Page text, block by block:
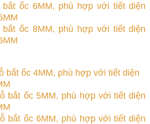
bắt ốc 6MM, phù hợp với tiết diện
bắt ốc 8MM, phù hợp với tiết diện
bắt ốc 4MM, phù hợp với tiết diện
bắt ốc 5MM, phù hợp với tiết diện
bắt ốc 6MM, phù hợp với tiết diện